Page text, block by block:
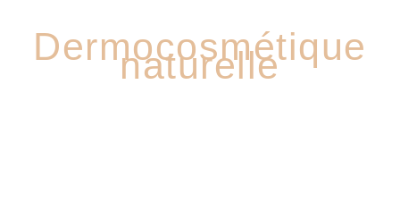
DÉCOUVREZ NOTRE GAMME
Dermocosmétique
naturelle